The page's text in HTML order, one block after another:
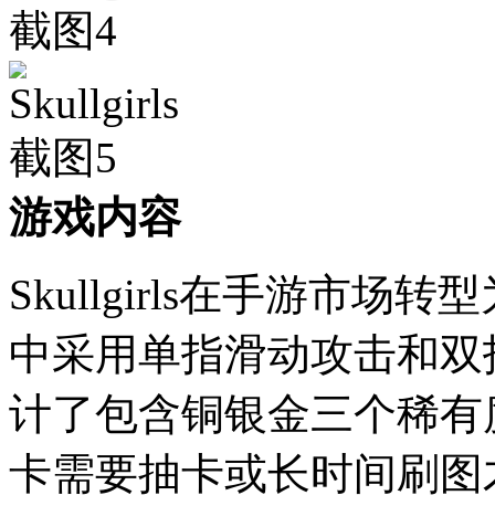
游戏内容
Skullgirls在手游市场转
中采用单指滑动攻击和
计了包含铜银金三个稀
卡需要抽卡或长时间刷